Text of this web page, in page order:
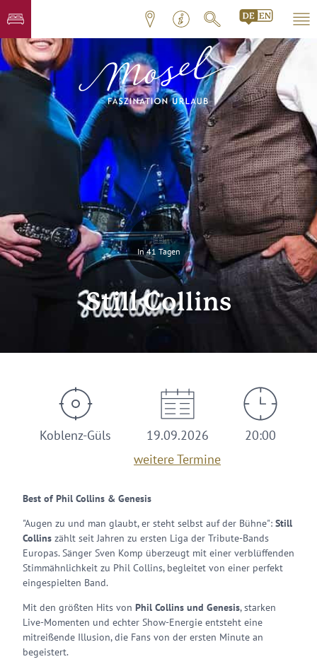
In 41 Tagen
Still Collins
Koblenz-Güls
19.09.2026
weitere Termine
20:00
Best of Phil Collins & Genesis
"Augen zu und man glaubt, er steht selbst auf der Bühne": Still
Collins zählt seit Jahren zu ersten Liga der Tribute-Bands
Europas. Sänger Sven Komp überzeugt mit einer verblüffenden
Stimmähnlichkeit zu Phil Collins, begleitet von einer perfekt
eingespielten Band.
Mit den größten Hits von Phil Collins und Genesis, starken
Live-Momenten und echter Show-Energie entsteht eine
mitreißende Illusion, die Fans von der ersten Minute an
begeistert.